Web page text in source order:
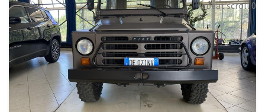
repeat scroll 0